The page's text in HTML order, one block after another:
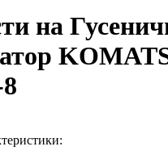
на